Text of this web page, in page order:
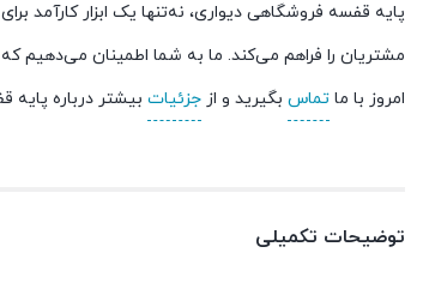
پایه قفسه فروشگاهی دیواری، نه‌تنها یک ابزار کارآمد
مشتریان را فراهم می‌کند. ما به شما اطمینان می‌دهیم
امروز با ما تماس بگیرید و از جزئیات بیشتر درباره
توضیحات تکمیلی